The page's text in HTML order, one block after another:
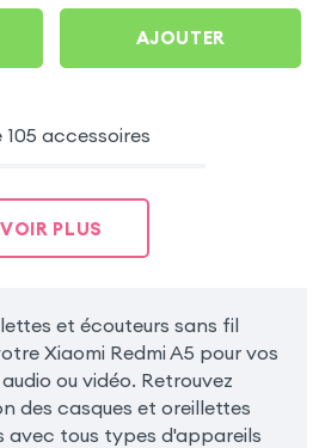
AJOUTER
105 accessoires
VOIR PLUS
et écouteurs sans fil
Xiaomi Redmi A5 pour vos
ou vidéo. Retrouvez
des casques et oreillettes
tous types d'appareils